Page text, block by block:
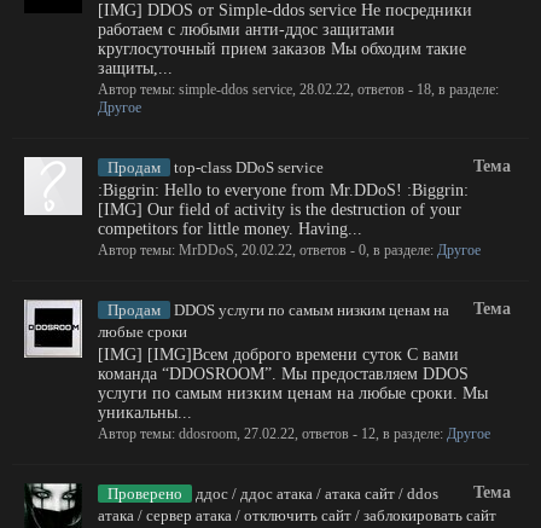
[IMG] DDOS от Simple-ddos service Не посредники
работаем с любыми анти-ддос защитами
круглосуточный прием заказов Мы обходим такие
защиты,...
Автор темы: simple-ddos service, 28.02.22, ответов - 18, в разделе:
Другое
Тема
Продам
top-class DDoS service
:Biggrin: Hello to everyone from Mr.DDoS! :Biggrin:
[IMG] Our field of activity is the destruction of your
competitors for little money. Having...
Автор темы: MrDDoS, 20.02.22, ответов - 0, в разделе: Другое
Тема
Продам
DDOS услуги по самым низким ценам на
любые сроки
[IMG] [IMG]Всем доброго времени суток С вами
команда “DDOSROOM”. Мы предоставляем DDOS
услуги по самым низким ценам на любые сроки. Мы
уникальны...
Автор темы: ddosroom, 27.02.22, ответов - 12, в разделе: Другое
Тема
Проверено
ддос / ддос атака / атака сайт / ddos
атака / сервер атака / отключить сайт / заблокировать сайт